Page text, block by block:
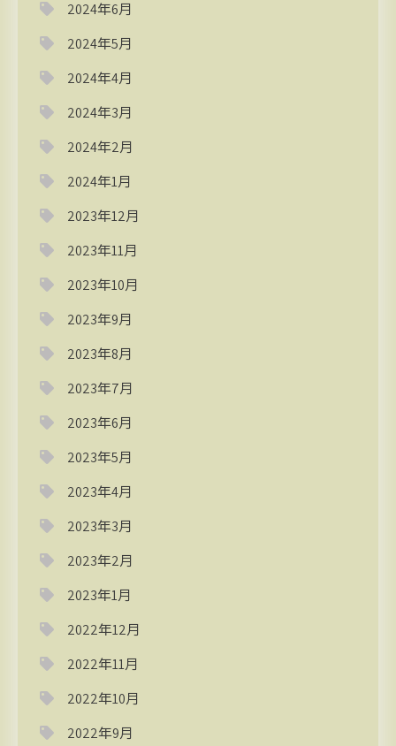
2024年6月
2024年5月
2024年4月
2024年3月
2024年2月
2024年1月
2023年12月
2023年11月
2023年10月
2023年9月
2023年8月
2023年7月
2023年6月
2023年5月
2023年4月
2023年3月
2023年2月
2023年1月
2022年12月
2022年11月
2022年10月
2022年9月